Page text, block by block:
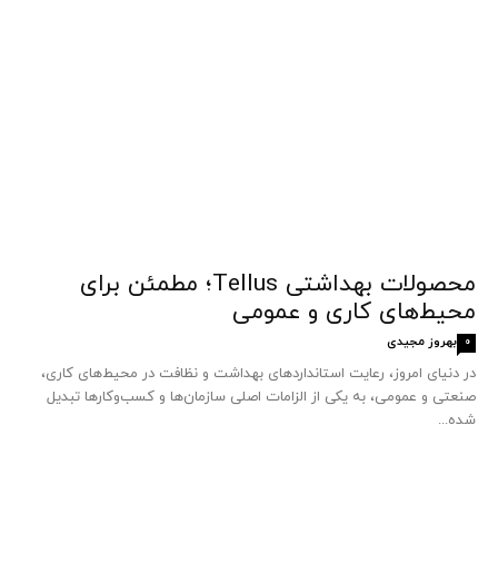
محصولات بهداشتی Tellus؛ مطمئن برای
محیط‌های کاری و عمومی
بهروز مجیدی 0
در دنیای امروز، رعایت استانداردهای بهداشت و نظافت در محیط‌های کاری،
صنعتی و عمومی، به یکی از الزامات اصلی سازمان‌ها و کسب‌وکارها تبدیل
شده...